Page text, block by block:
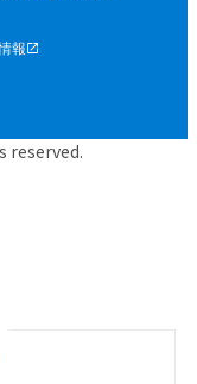
報
reserved.